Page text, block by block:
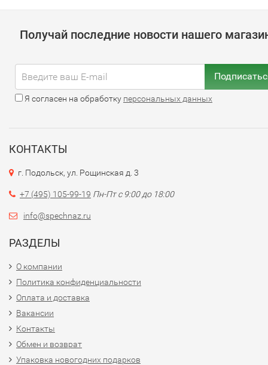
Получай последние новости нашего
Я согласен на обработку персональных данных
КОНТАКТЫ
г. Подольск, ул. Рощинская д. 3
+7 (495) 105-99-19 Пн-Пт с 9:00 до 18:00
info@spechnaz.ru
РАЗДЕЛЫ
О компании
Политика конфиденциальности
Оплата и доставка
Вакансии
Контакты
Обмен и возврат
Упаковка новогодних подарков